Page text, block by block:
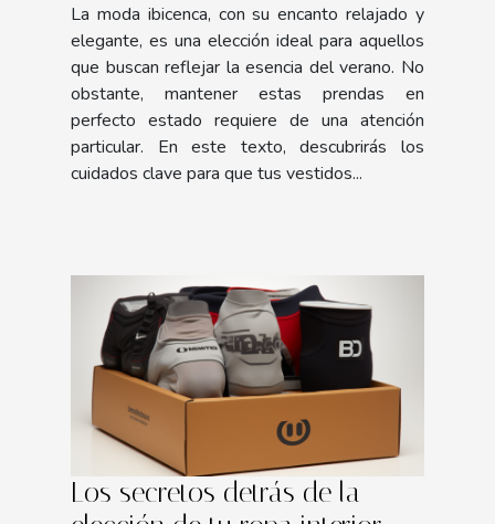
La moda ibicenca, con su encanto relajado y
elegante, es una elección ideal para aquellos
que buscan reflejar la esencia del verano. No
obstante, mantener estas prendas en
perfecto estado requiere de una atención
particular. En este texto, descubrirás los
cuidados clave para que tus vestidos...
Los secretos detrás de la